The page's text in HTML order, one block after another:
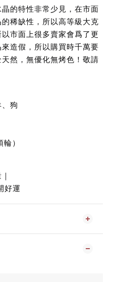
的特性非常少見，在市面
稀缺性，所以高等級大克
市面上很多賣家會爲了更
造假，所以購買時千萬要
然，無優化無烤色！敬請
狗
）
好運